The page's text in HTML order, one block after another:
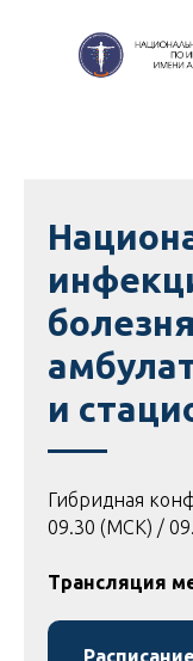
и
Гибридная
09.30 (МСК) /
Трансляция